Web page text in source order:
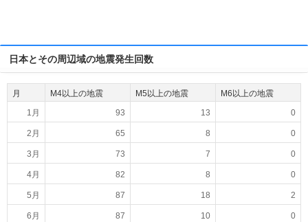
日本とその周辺域の地震発生回数
月 M4以上の地震 M5以上の地震
M6以上の地震
1月
93 13 0
2月 65 8 0
3月 73 7 0
4月 82 8 0
5月 87 18 2
6月 87 10 0